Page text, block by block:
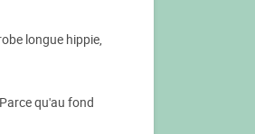
longue hippie,
qu'au fond